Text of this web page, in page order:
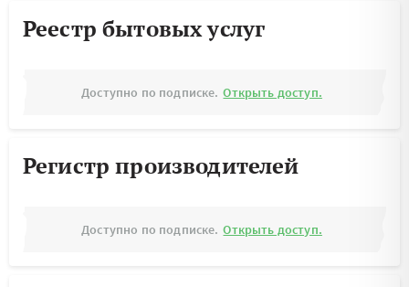
Реестр бытовых услуг
Доступно по подписке. Открыть доступ.
Регистр производителей
Доступно по подписке. Открыть доступ.